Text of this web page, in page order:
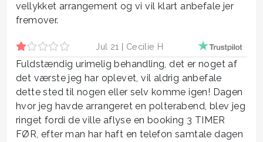
vellykket arrangement og vi vil klart anbefale jer
fremover.
Jul 21 | Cecilie H
Fuldstændig urimelig behandling, det er noget af
det værste jeg har oplevet, vil aldrig anbefale
dette sted til nogen eller selv komme igen! Dagen
hvor jeg havde arrangeret en polterabend, blev jeg
ringet fordi de ville aflyse en booking 3 TIMER
FØR, efter man har haft en telefon samtale dagen